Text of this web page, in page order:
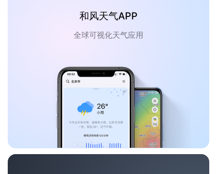
和风天气APP
全球可视化天气应用